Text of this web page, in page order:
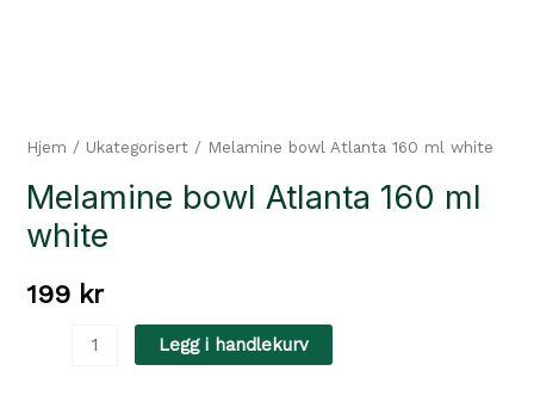
Hjem / Ukategorisert / Melamine bowl Atlanta 160 ml white
Melamine bowl Atlanta 160 ml
white
199 kr
Melamine
Legg i handlekurv